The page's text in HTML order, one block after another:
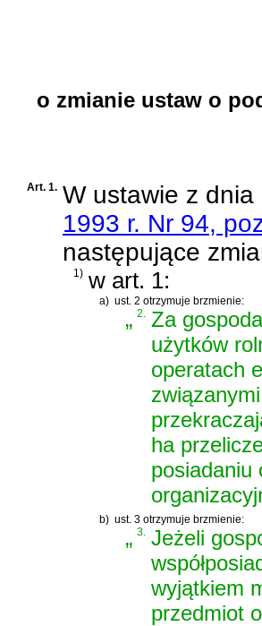
o zmianie ustaw o
Art. 1. W ustawie z
1993 r. Nr 94,
następujące
1) w art. 1:
a) ust. 2 otrzymuje brzmienie:
„2. Za
użytków
operatach
ha
posiadaniu
b) ust. 3 otrzymuje brzmienie:
„3. Jeżeli
wyjątkiem
przedmiot